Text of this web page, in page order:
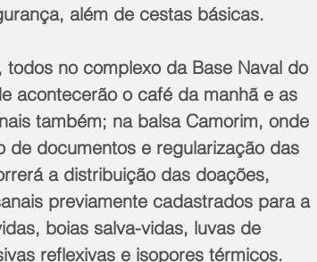
além de cestas básicas.
no complexo da Base Naval do
acontecerão o café da manhã e as
também; na balsa Camorim, onde
de documentos e regularização das
a distribuição das doações,
previamente cadastrados para a
boias salva-vidas, luvas de
reflexivas e isopores térmicos.